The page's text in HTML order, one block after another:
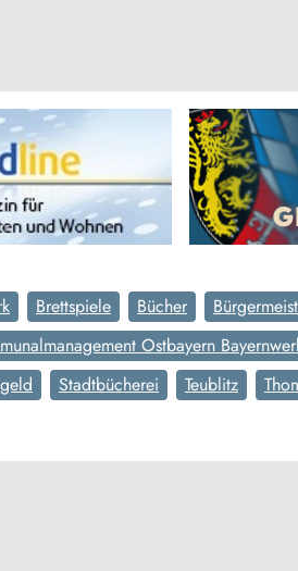
Brettspiele Bücher
Ostbayern
Stadtbücherei Teublitz